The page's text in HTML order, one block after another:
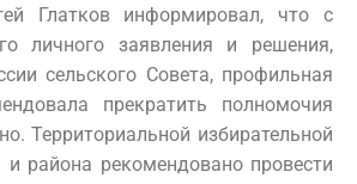
Глатков информировал, что с
личного заявления и решения,
сельского Совета, профильная
прекратить полномочия
Территориальной избирательной
и района рекомендовано провести